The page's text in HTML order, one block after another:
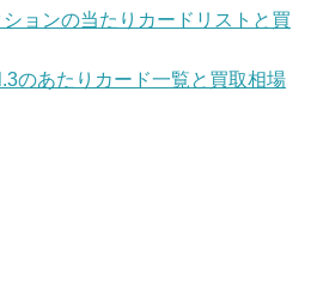
ョンの当たりカードリストと買
のあたりカード一覧と買取相場